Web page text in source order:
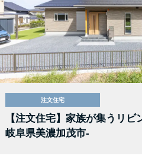
注文住宅
【注文住宅】家族が集うリビ
岐阜県美濃加茂市-